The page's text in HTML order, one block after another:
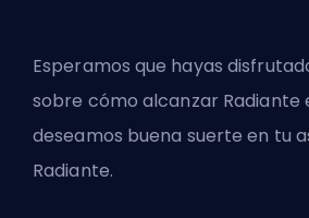
Esperamos que hayas
sobre cómo alcanzar Radiante
deseamos buena suerte en tu
Radiante.